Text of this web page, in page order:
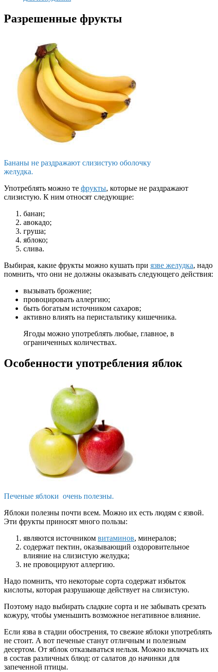
Разрешенные фрукты
Бананы не раздражают слизистую оболочку
желудка.
Употреблять можно те фрукты, которые не раздражают
слизистую. К ним относят следующие:
банан;
авокадо;
груша;
яблоко;
слива.
Выбирая, какие фрукты можно кушать при язве желудка, надо
помнить, что они не должны оказывать следующего действия:
вызывать брожение;
провоцировать аллергию;
быть богатым источником сахаров;
активно влиять на перистальтику кишечника.
Ягоды можно употреблять любые, главное, в
ограниченных количествах.
Особенности употребления яблок
Печеные яблоки очень полезны.
Яблоки полезны почти всем. Можно их есть людям с язвой.
Эти фрукты приносят много пользы:
являются источником витаминов, минералов;
содержат пектин, оказывающий оздоровительное
влияние на слизистую желудка;
не провоцируют аллергию.
Надо помнить, что некоторые сорта содержат избыток
кислоты, которая разрушающе действует на слизистую.
Поэтому надо выбирать сладкие сорта и не забывать срезать
кожуру, чтобы уменьшить возможное негативное влияние.
Если язва в стадии обострения, то свежие яблоки употреблять
не стоит. А вот печеные станут отличным и полезным
десертом. От яблок отказываться нельзя. Можно включать их
в состав различных блюд: от салатов до начинки для
запеченной птицы.